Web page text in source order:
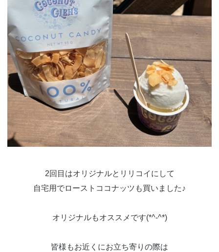
2回目はオリジナルとリリコイにして
自宅用でローストココナッツも買いました♪
オリジナルもオススメです(*^-^*)
皆様もお近くにお立ち寄りの際は